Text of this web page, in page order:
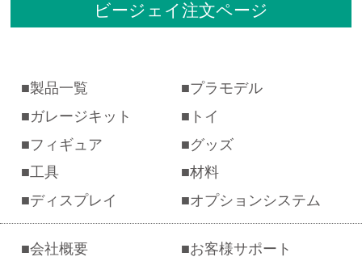
ビージェイ注文ページ
製品一覧
プラモデル
ガレージキット
トイ
フィギュア
グッズ
工具
材料
ディスプレイ
オプションシステム
会社概要 お客様サポート